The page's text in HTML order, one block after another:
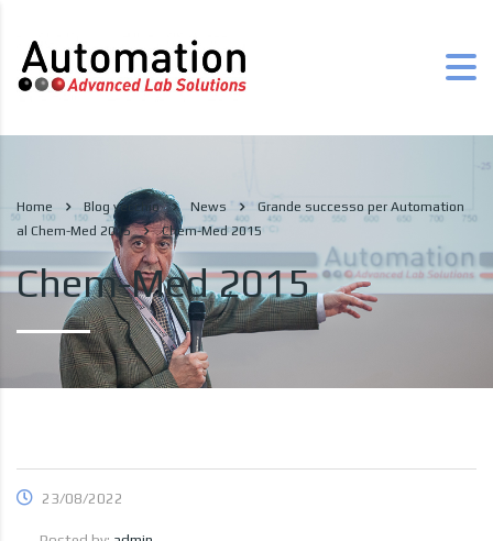
Home Blog vecchio News
Grande successo per Automation
al Chem-Med 2015
Chem-Med 2015
Chem-Med 2015
23/08/2022